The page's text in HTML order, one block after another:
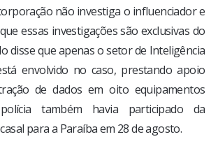
não investiga o influenciador e
essas investigações são exclusivas do
disse que apenas o setor de Inteligência
envolvido no caso, prestando apoio
de dados em oito equipamentos
também havia participado da
para a Paraíba em 28 de agosto.